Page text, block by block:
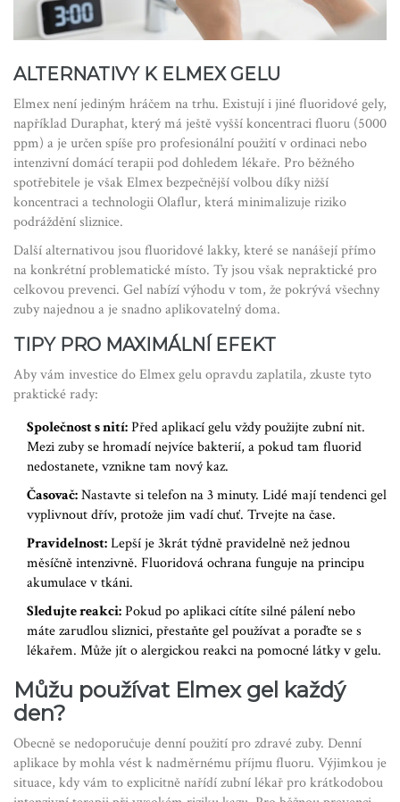
ALTERNATIVY K ELMEX GELU
Elmex není jediným hráčem na trhu. Existují i jiné fluoridové gely,
napříkladDuraphat, který má ještě vyšší koncentraci fluoru (5000
ppm) a je určen spíše pro profesionální použití v ordinaci nebo
intenzivní domácí terapii pod dohledem lékaře. Pro běžného
spotřebitele je však Elmex bezpečnější volbou díky nižší
koncentraci a technologii Olaflur, která minimalizuje riziko
podráždění sliznice.
Další alternativou jsou fluoridové lakky, které se nanášejí přímo
na konkrétní problematické místo. Ty jsou však nepraktické pro
celkovou prevenci. Gel nabízí výhodu v tom, že pokrývá všechny
zuby najednou a je snadno aplikovatelný doma.
TIPY PRO MAXIMÁLNÍ EFEKT
Aby vám investice do Elmex gelu opravdu zaplatila, zkuste tyto
praktické rady:
Společnost s nití:Před aplikací gelu vždy použijte zubní nit.
Mezi zuby se hromadí nejvíce bakterií, a pokud tam fluorid
nedostanete, vznikne tam nový kaz.
Časovač:Nastavte si telefon na 3 minuty. Lidé mají tendenci gel
vyplivnout dřív, protože jim vadí chuť. Trvejte na čase.
Pravidelnost:Lepší je 3krát týdně pravidelně než jednou
měsíčně intenzivně. Fluoridová ochrana funguje na principu
akumulace v tkáni.
Sledujte reakci:Pokud po aplikaci cítíte silné pálení nebo
máte zarudlou sliznici, přestaňte gel používat a poraďte se s
lékařem. Může jít o alergickou reakci na pomocné látky v gelu.
Můžu používat Elmex gel každý
den?
Obecně se nedoporučuje denní použití pro zdravé zuby. Denní
aplikace by mohla vést k nadměrnému příjmu fluoru. Výjimkou je
situace, kdy vám to explicitně nařídí zubní lékař pro krátkodobou